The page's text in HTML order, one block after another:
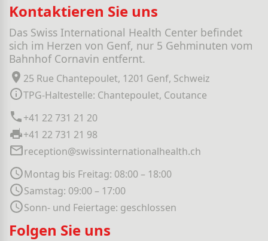
Kontaktieren Sie uns
Das Swiss International Health Center befindet
sich im Herzen von Genf, nur 5 Gehminuten vom
Bahnhof Cornavin entfernt.
25 Rue Chantepoulet, 1201 Genf, Schweiz
TPG-Haltestelle: Chantepoulet, Coutance
+41 22 731 21 20
+41 22 731 21 98
reception@swissinternationalhealth.ch
Montag bis Freitag: 08:00 – 18:00
Samstag: 09:00 – 17:00
Sonn- und Feiertage: geschlossen
Folgen Sie uns